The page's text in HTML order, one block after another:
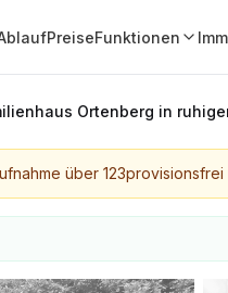
PreiseFunktionen
Ortenberg in
über